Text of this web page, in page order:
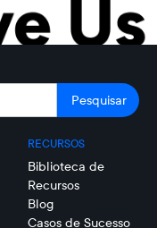
RECURSOS
Biblioteca de
Recursos
Blog
Casos de Sucesso